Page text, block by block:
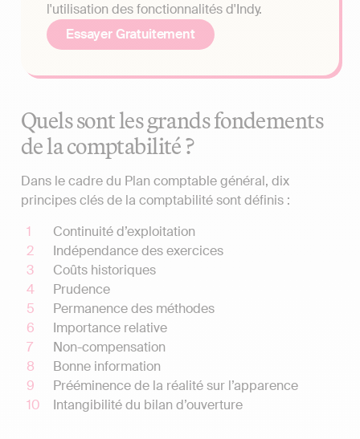
l'utilisation des fonctionnalités d'Indy.
Essayer Gratuitement
Quels sont les grands fondements
de la comptabilité ?
Dans le cadre du Plan comptable général, dix
principes clés de la comptabilité sont définis :
Continuité d’exploitation
Indépendance des exercices
Coûts historiques
Prudence
Permanence des méthodes
Importance relative
Non-compensation
Bonne information
Prééminence de la réalité sur l’apparence
Intangibilité du bilan d’ouverture